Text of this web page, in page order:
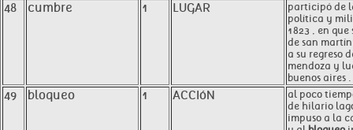
48 cumbre 1 LUGAR
participó de
política y
1823 , en que
de san
a su regreso
mendoza y
buenos aires .
49 bloqueo 1 ACCIóN
al poco
de hilario
impuso a la